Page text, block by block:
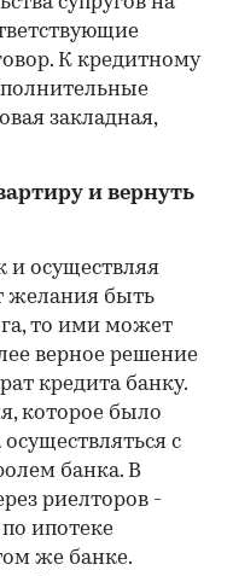
К кредитному
закладная,
и вернуть
и осуществляя
желания быть
то ими может
верное решение
кредита банку.
которое было
с
банка. В
риелторов -
по ипотеке
же банке.